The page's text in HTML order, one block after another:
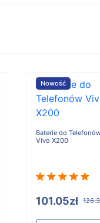
Nowość
Baterie do
Vivo X200
101.05zł